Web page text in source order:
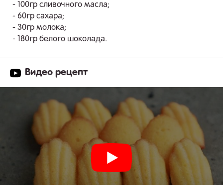
- 100гр сливочного масла;
- 60гр сахара;
- 30гр молока;
- 180гр белого шоколада.
Видео рецепт